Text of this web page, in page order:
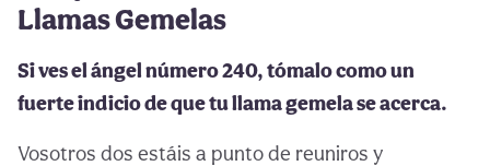
Llamas Gemelas
Si ves el ángel número 240, tómalo como un
fuerte indicio de que tu llama gemela se acerca.
Vosotros dos estáis a punto de reuniros y